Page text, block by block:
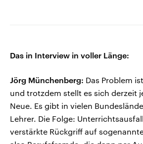
Das in Interview in voller Länge:
Jörg Münchenberg: Das Problem
und trotzdem stellt es sich derzeit
Neue. Es gibt in vielen
Lehrer. Die Folge:
verstärkte Rückgriff auf